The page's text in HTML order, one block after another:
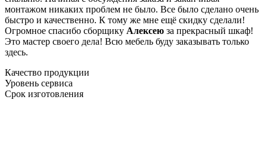
монтажом никаких проблем не было. Все было сделано очень
быстро и качественно. К тому же мне ещё скидку сделали!
Огромное спасибо сборщику Алексею за прекрасный шкаф!
Это мастер своего дела! Всю мебель буду заказывать только
здесь.
Качество продукции
Уровень сервиса
Срок изготовления